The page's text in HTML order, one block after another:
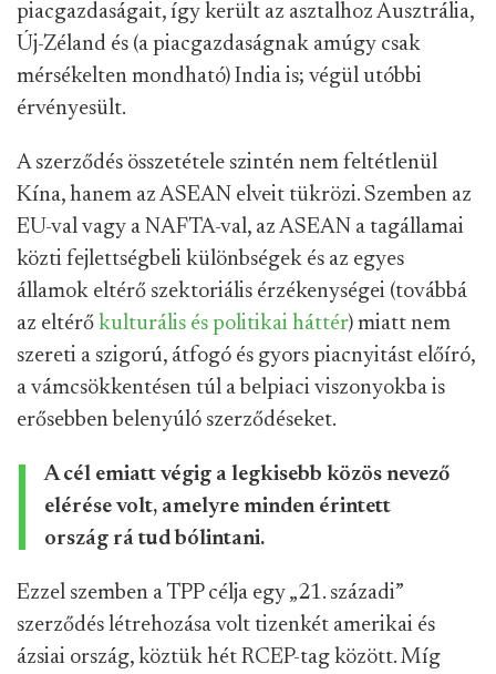
piacgazdaságait, így került az asztalhoz Ausztrália,
Új-Zéland és (a piacgazdaságnak amúgy csak
mérsékelten mondható) India is; végül utóbbi
érvényesült.
A szerződés összetétele szintén nem feltétlenül
Kína, hanem az ASEAN elveit tükrözi. Szemben az
EU-val vagy a NAFTA-val, az ASEAN a tagállamai
közti fejlettségbeli különbségek és az egyes
államok eltérő szektoriális érzékenységei (továbbá
az eltérő kulturális és politikai háttér) miatt nem
szereti a szigorú, átfogó és gyors piacnyitást előíró,
a vámcsökkentésen túl a belpiaci viszonyokba is
erősebben belenyúló szerződéseket.
A cél emiatt végig a legkisebb közös nevező
elérése volt, amelyre minden érintett
ország rá tud bólintani.
Ezzel szemben a TPP célja egy „21. századi”
szerződés létrehozása volt tizenkét amerikai és
ázsiai ország, köztük hét RCEP-tag között. Míg